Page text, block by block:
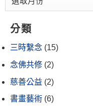
分類
三時繫念 (15)
念佛共修 (2)
慈善公益 (2)
書畫藝術 (6)